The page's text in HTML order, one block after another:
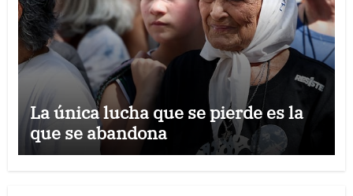
La única lucha que se pierde es la
que se abandona